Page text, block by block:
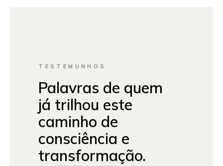
TESTEMUNHOS
Palavras de quem
já trilhou este
caminho de
consciência e
transformação.